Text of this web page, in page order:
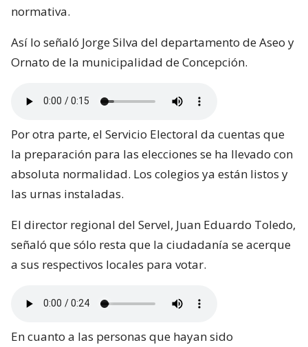
normativa.
Así lo señaló Jorge Silva del departamento de Aseo y
Ornato de la municipalidad de Concepción.
Por otra parte, el Servicio Electoral da cuentas que
la preparación para las elecciones se ha llevado con
absoluta normalidad. Los colegios ya están listos y
las urnas instaladas.
El director regional del Servel, Juan Eduardo Toledo,
señaló que sólo resta que la ciudadanía se acerque
a sus respectivos locales para votar.
En cuanto a las personas que hayan sido